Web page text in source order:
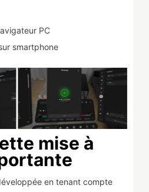
PC
smartphone
mise à
en tenant compte